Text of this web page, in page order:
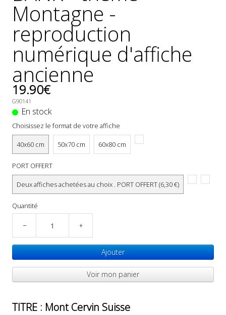
Montagne -
reproduction
numérique d'affiche
ancienne
19.90€
G90141
En stock
Choisissez le format de votre affiche
40x60 cm 50x70 cm 60x80 cm
PORT OFFERT
Deux affiches achetées au choix . PORT OFFERT (6,30 €)
Quantité
− +
Ajouter
Voir mon panier
TITRE : Mont Cervin Suisse